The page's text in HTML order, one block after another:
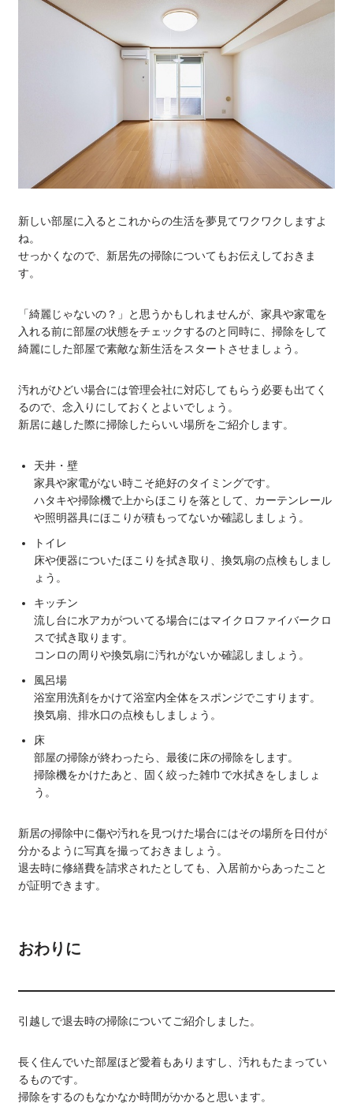
新しい部屋に入るとこれからの生活を夢見てワクワクしますよ
ね。
せっかくなので、新居先の掃除についてもお伝えしておきま
す。
「綺麗じゃないの？」と思うかもしれませんが、家具や家電を
入れる前に部屋の状態をチェックするのと同時に、掃除をして
綺麗にした部屋で素敵な新生活をスタートさせましょう。
汚れがひどい場合には管理会社に対応してもらう必要も出てく
るので、念入りにしておくとよいでしょう。
新居に越した際に掃除したらいい場所をご紹介します。
天井・壁
家具や家電がない時こそ絶好のタイミングです。
ハタキや掃除機で上からほこりを落として、カーテンレール
や照明器具にほこりが積もってないか確認しましょう。
トイレ
床や便器についたほこりを拭き取り、換気扇の点検もしまし
ょう。
キッチン
流し台に水アカがついてる場合にはマイクロファイバークロ
スで拭き取ります。
コンロの周りや換気扇に汚れがないか確認しましょう。
風呂場
浴室用洗剤をかけて浴室内全体をスポンジでこすります。
換気扇、排水口の点検もしましょう。
床
部屋の掃除が終わったら、最後に床の掃除をします。
掃除機をかけたあと、固く絞った雑巾で水拭きをしましょ
う。
新居の掃除中に傷や汚れを見つけた場合にはその場所を日付が
分かるように写真を撮っておきましょう。
退去時に修繕費を請求されたとしても、入居前からあったこと
が証明できます。
おわりに
引越しで退去時の掃除についてご紹介しました。
長く住んでいた部屋ほど愛着もありますし、汚れもたまってい
るものです。
掃除をするのもなかなか時間がかかると思います。